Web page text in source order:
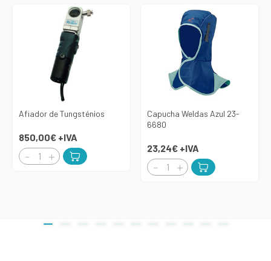
Afiador de Tungsténios
850,00€ +IVA
Capucha Weldas Azul 23-
6680
23,24€ +IVA